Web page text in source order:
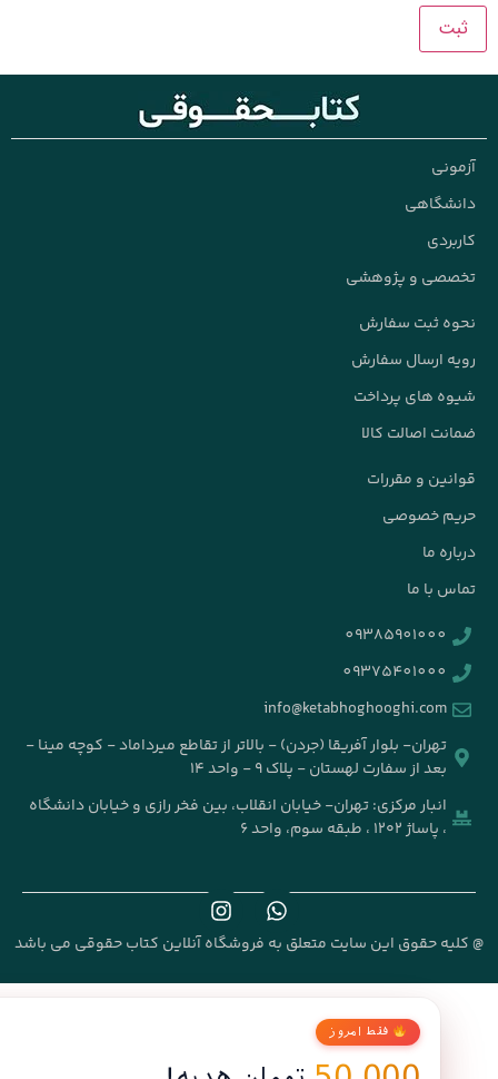
و پژوهشی
ثبت سفارش
ارسال سفارش
های پرداخت
اصالت کالا
و مقررات
خصوصی
ما
با ما
09385901000
09375401000
info@ketabhoghooghi.com
تهران- بلوار آفریقا (جردن) - بالاتر از تقاطع میرداماد - کوچه مینا -
بعد از سفارت لهستان - پلاک ۹ - واحد ۱۴
انبار مرکزی: تهران- خیابان انقلاب، بین فخر رازی و خیابان دانشگاه
، پاساژ ۱۲۰۲ ، طبقه سوم، واحد ۶
حقوق این سایت متعلق به فروشگاه آنلاین کتاب حقوقی می باشد
فقط امروز